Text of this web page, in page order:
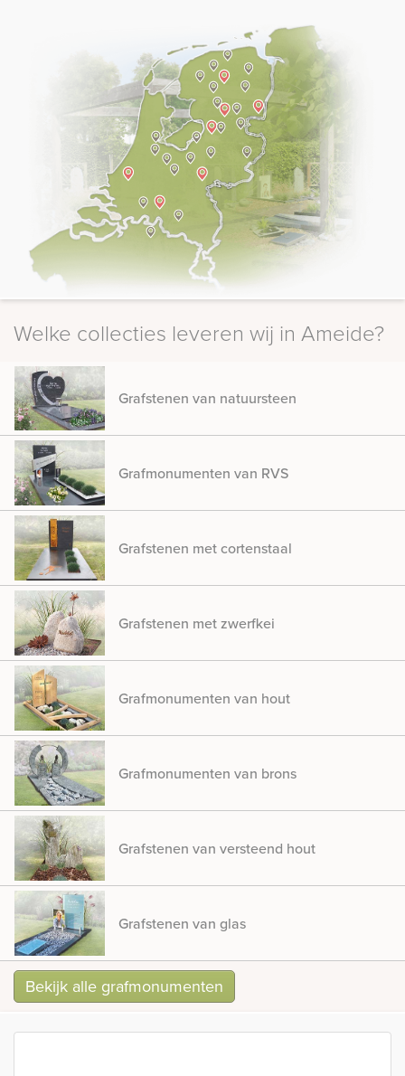
Welke collecties leveren wij in Ameide?
Grafstenen van natuursteen
Grafmonumenten van RVS
Grafstenen met cortenstaal
Grafstenen met zwerfkei
Grafmonumenten van hout
Grafmonumenten van brons
Grafstenen van versteend hout
Grafstenen van glas
Bekijk alle grafmonumenten